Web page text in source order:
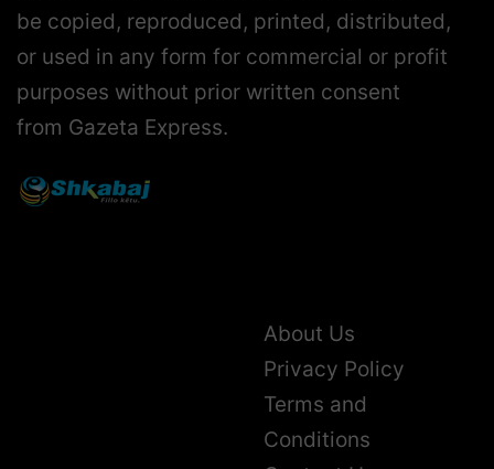
be copied, reproduced, printed, distributed,
or used in any form for commercial or profit
purposes without prior written consent
from Gazeta Express.
About Us
Privacy Policy
Terms and
Conditions